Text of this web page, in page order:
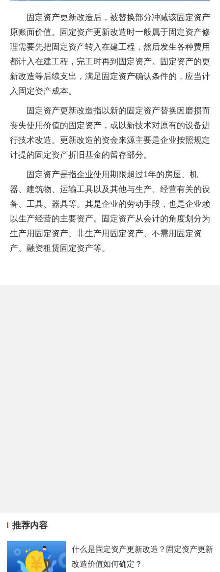
固定资产更新改造后，被替换部分冲减该固定资产
原账面价值。固定资产更新改造时一般属于固定资产修
理需要先把固定资产转入在建工程，然后发生各种费用
都计入在建工程，完工时再到固定资产。固定资产的更
新改造等后续支出，满足固定资产确认条件的，应当计
入固定资产成本。
固定资产更新改造指以新的固定资产替换因磨损而
丧失使用价值的固定资产，或以新技术对原有的设备进
行技术改造。更新改造的资金来源主要是企业按照规定
计提的固定资产折旧基金的留存部分。
固定资产是指企业使用期限超过1年的房屋、机
器、建筑物、运输工具以及其他与生产、经营有关的设
备、工具、器具等。其是企业的劳动手段，也是企业赖
以生产经营的主要资产。固定资产从会计的角度划分为
生产用固定资产、非生产用固定资产、不需用固定资
产、融资租赁固定资产等。
推荐内容
什么是固定资产更新改造？固定资产更新
改造价值如何确定？